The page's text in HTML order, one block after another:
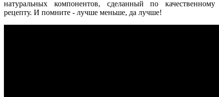
натуральных компонентов, сделанный по качественному
рецепту. И помните - лучше меньше, да лучше!